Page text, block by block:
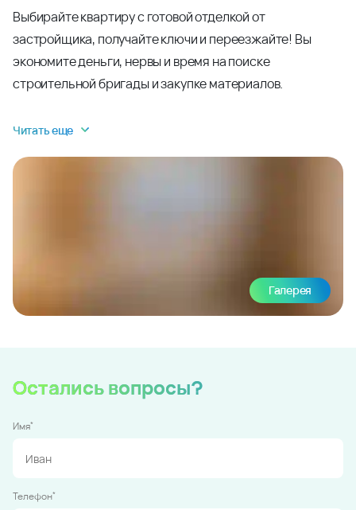
Выбирайте квартиру с готовой отделкой от
застройщика, получайте ключи и переезжайте! Вы
экономите деньги, нервы и время на поиске
строительной бригады и закупке материалов.
Читать еще
Галерея
Остались вопросы?
Имя*
Телефон*